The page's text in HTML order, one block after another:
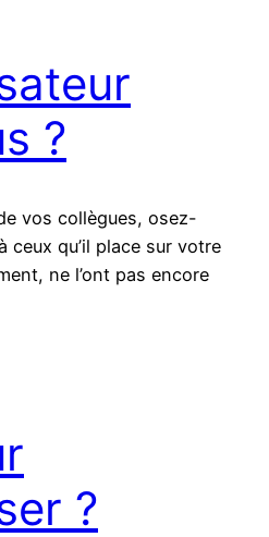
?
vos collègues, osez-
ceux qu’il place sur votre
ne l’ont pas encore
?